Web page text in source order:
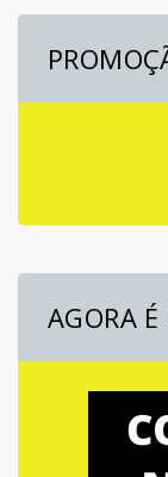
AGORA